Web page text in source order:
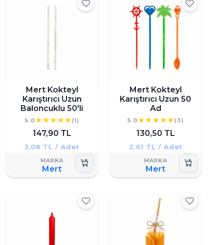
Mert Kokteyl
Karıştırıcı Uzun
Baloncuklu 50'li
5.0 (1)
147,90 TL
3,08 TL / Adet
Mert
Mert Kokteyl
Karıştırıcı Uzun 50
Ad
5.0 (3)
130,50 TL
2,61 TL / Adet
Mert